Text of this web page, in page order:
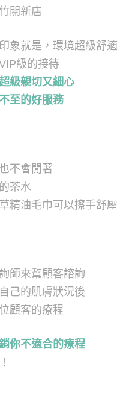
關新店
象就是，環境超級舒適
級的接待
級親切又細心
至的好服務
不會閒著
茶水
精油毛巾可以擦手舒壓
師來幫顧客諮詢
己的肌膚狀況後
顧客的療程
你不適合的療程